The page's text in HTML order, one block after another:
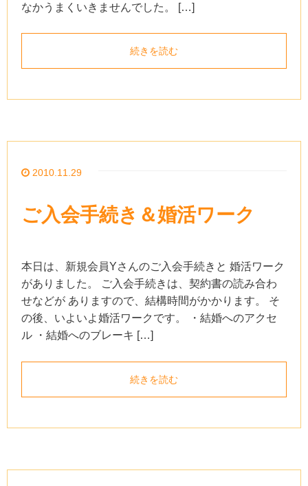
なかうまくいきませんでした。 […]
続きを読む
2010.11.29
ご入会手続き＆婚活ワーク
本日は、新規会員Yさんのご入会手続きと 婚活ワーク
がありました。 ご入会手続きは、契約書の読み合わ
せなどが ありますので、結構時間がかかります。 そ
の後、いよいよ婚活ワークです。 ・結婚へのアクセ
ル ・結婚へのブレーキ […]
続きを読む